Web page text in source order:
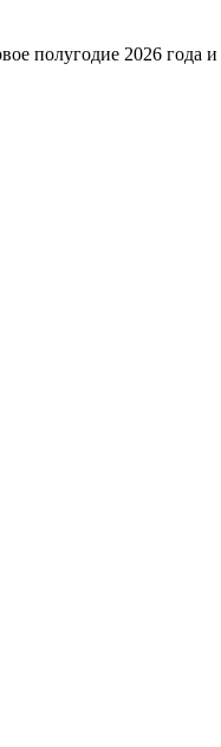
полугодие 2026 года